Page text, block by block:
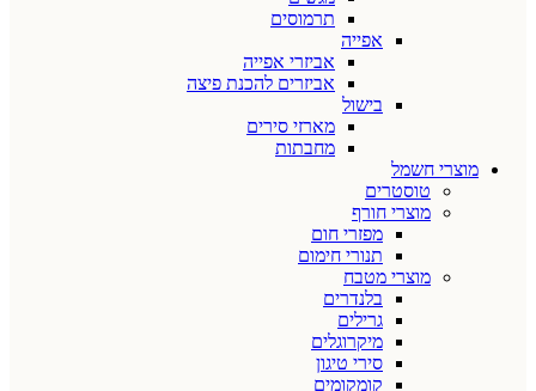
תרמוסים
אפייה
אביזרי אפייה
אביזרים להכנת פיצה
בישול
מארזי סירים
מחבתות
מוצרי חשמל
טוסטרים
מוצרי חורף
מפזרי חום
תנורי חימום
מוצרי מטבח
בלנדרים
גרילים
מיקרוגלים
סירי טיגון
קומקומים